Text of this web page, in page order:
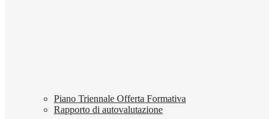
Piano Triennale Offerta Formativa
Rapporto di autovalutazione